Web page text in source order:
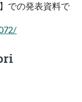
での発表資料で